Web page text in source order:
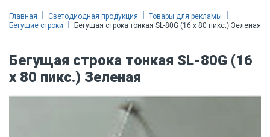
Главная Светодиодная продукция
Товары для рекламы
Бегущие строки
Бегущая строка тонкая SL-80G (16 x 80 пикс.) Зеленая
Бегущая строка тонкая SL-80G (16
x 80 пикс.) Зеленая